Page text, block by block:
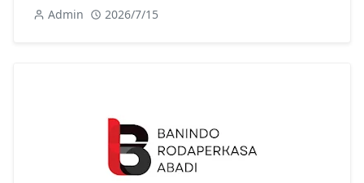
Admin 2026/7/15